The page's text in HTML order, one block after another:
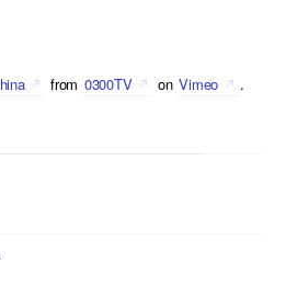
from 0300TV on Vimeo .